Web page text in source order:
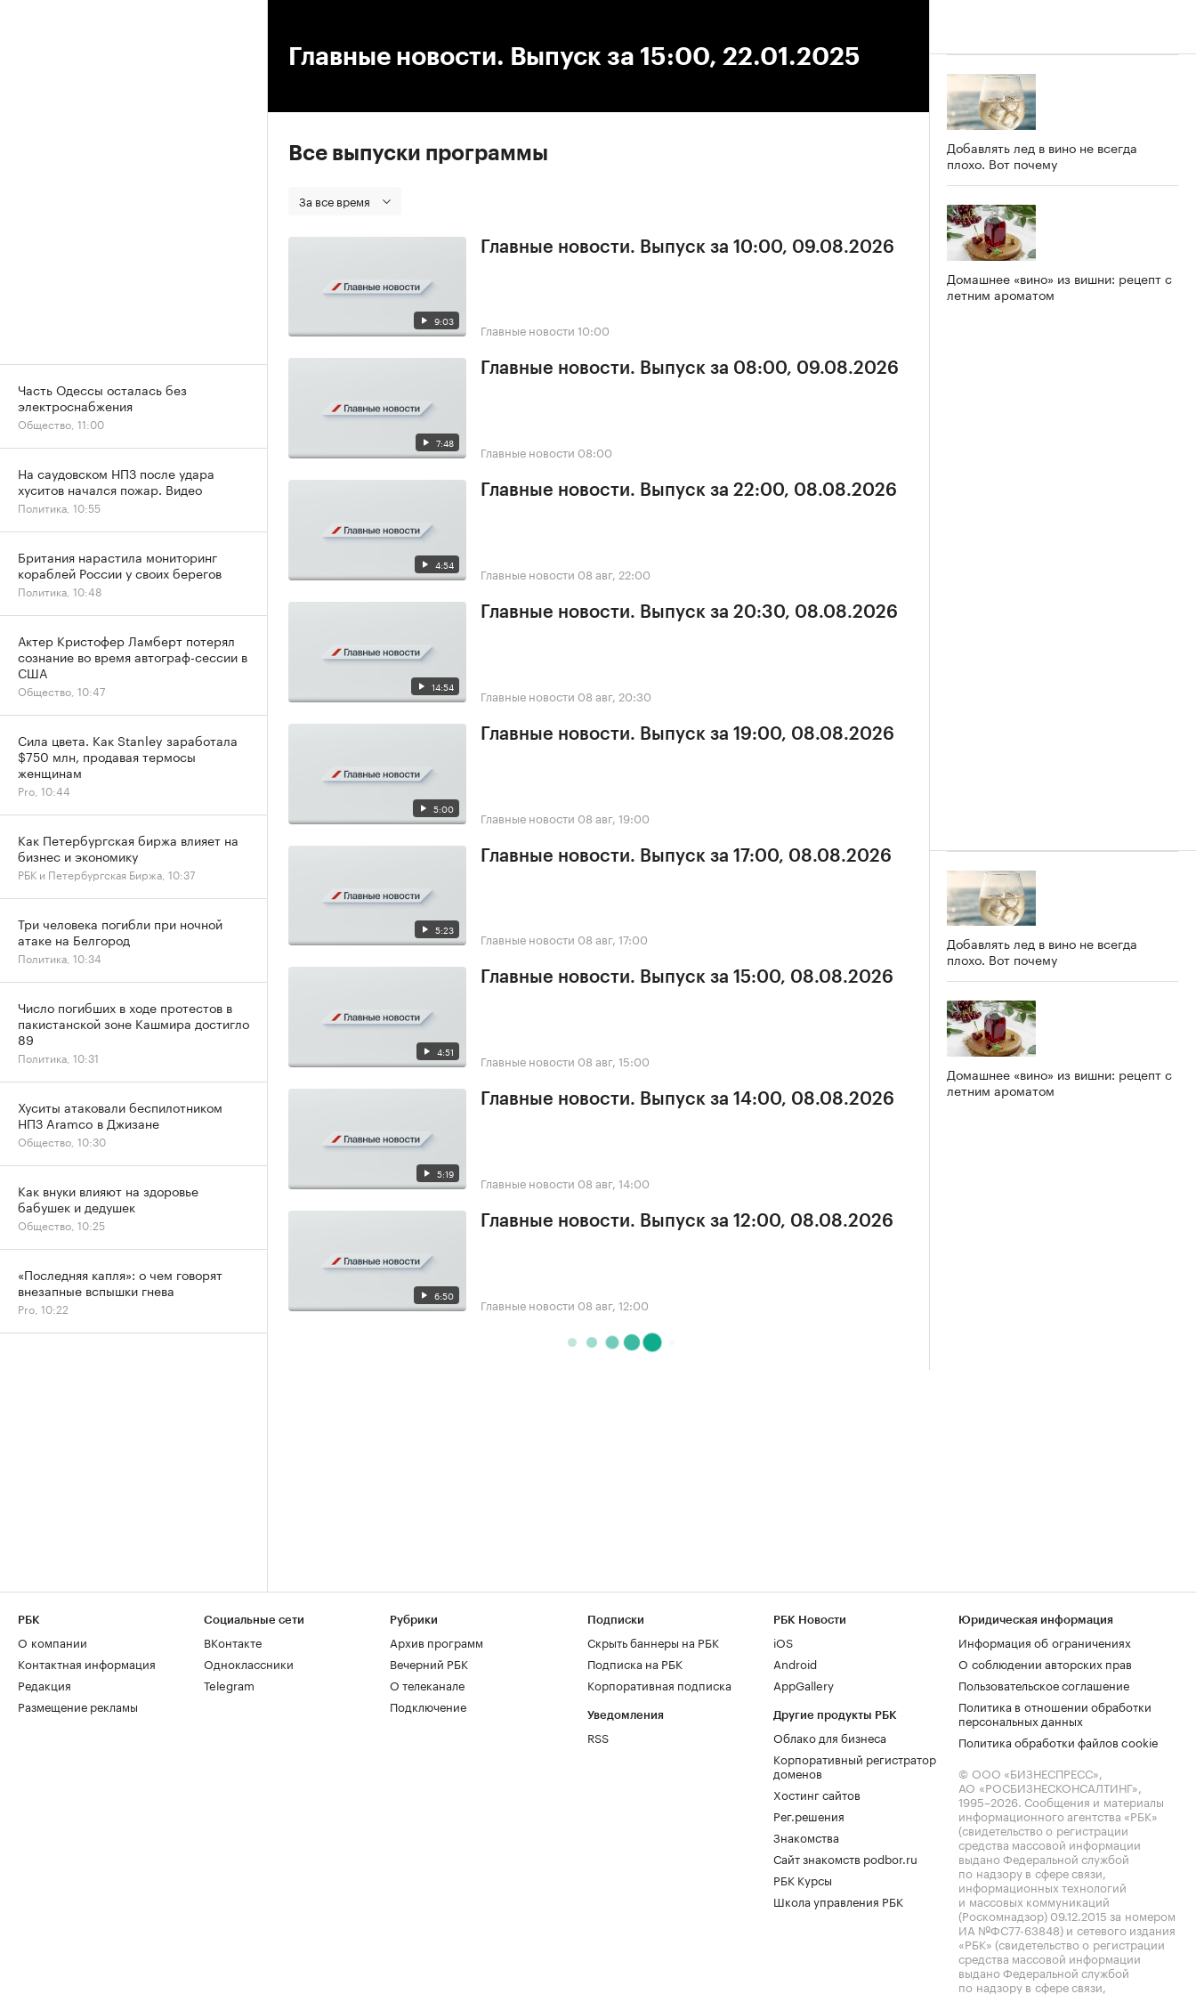
Главные новости. Выпуск за 15:00, 22.01.2025
Все выпуски программы
За все время
9:03
Главные новости. Выпуск за 10:00, 09.08.2026
Главные новости 10:00
7:48
Главные новости. Выпуск за 08:00, 09.08.2026
Главные новости 08:00
4:54
Главные новости. Выпуск за 22:00, 08.08.2026
Главные новости 08 авг, 22:00
14:54
Главные новости. Выпуск за 20:30, 08.08.2026
Главные новости 08 авг, 20:30
5:00
Главные новости. Выпуск за 19:00, 08.08.2026
Главные новости 08 авг, 19:00
5:23
Главные новости. Выпуск за 17:00, 08.08.2026
Главные новости 08 авг, 17:00
4:51
Главные новости. Выпуск за 15:00, 08.08.2026
Главные новости 08 авг, 15:00
5:19
Главные новости. Выпуск за 14:00, 08.08.2026
Главные новости 08 авг, 14:00
6:50
Главные новости. Выпуск за 12:00, 08.08.2026
Главные новости 08 авг, 12:00
Добавлять лед в вино не всегда
плохо. Вот почему
Домашнее «вино» из вишни: рецепт с
летним ароматом
Добавлять лед в вино не всегда
плохо. Вот почему
Домашнее «вино» из вишни: рецепт с
летним ароматом
Часть Одессы осталась без
электроснабжения
Общество, 11:00
На саудовском НПЗ после удара
хуситов начался пожар. Видео
Политика, 10:55
Британия нарастила мониторинг
кораблей России у своих берегов
Политика, 10:48
Актер Кристофер Ламберт потерял
сознание во время автограф-сессии в
США
Общество, 10:47
Сила цвета. Как Stanley заработала
$750 млн, продавая термосы
женщинам
Pro, 10:44
Как Петербургская биржа влияет на
бизнес и экономику
РБК и Петербургская Биржа, 10:37
Три человека погибли при ночной
атаке на Белгород
Политика, 10:34
Число погибших в ходе протестов в
пакистанской зоне Кашмира достигло
89
Политика, 10:31
Хуситы атаковали беспилотником
НПЗ Aramco в Джизане
Общество, 10:30
Как внуки влияют на здоровье
бабушек и дедушек
Общество, 10:25
«Последняя капля»: о чем говорят
внезапные вспышки гнева
Pro, 10:22
РБК
О компании
Контактная информация
Редакция
Размещение рекламы
Социальные сети
ВКонтакте
Одноклассники
Telegram
Рубрики
Архив программ
Вечерний РБК
О телеканале
Подключение
Подписки
Скрыть баннеры на РБК
Подписка на РБК
Корпоративная подписка
Уведомления
RSS
РБК Новости
iOS
Android
AppGallery
Другие продукты РБК
Облако для бизнеса
Корпоративный регистратор
доменов
Хостинг сайтов
Рег.решения
Знакомства
Сайт знакомств podbor.ru
РБК Курсы
Школа управления РБК
Юридическая информация
Информация об ограничениях
О соблюдении авторских прав
Пользовательское соглашение
Политика в отношении обработки
персональных данных
Политика обработки файлов cookie
© ООО «БИЗНЕСПРЕСС»,
АО «РОСБИЗНЕСКОНСАЛТИНГ»,
1995–2026. Сообщения и материалы
информационного агентства «РБК»
(свидетельство о регистрации
средства массовой информации
выдано Федеральной службой
по надзору в сфере связи,
информационных технологий
и массовых коммуникаций
(Роскомнадзор) 09.12.2015 за номером
ИА №ФС77-63848) и сетевого издания
«РБК» (свидетельство о регистрации
средства массовой информации
выдано Федеральной службой
по надзору в сфере связи,